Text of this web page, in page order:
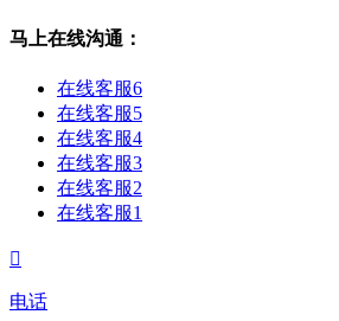
马上在线沟通：
在线客服6
在线客服5
在线客服4
在线客服3
在线客服2
在线客服1

电话